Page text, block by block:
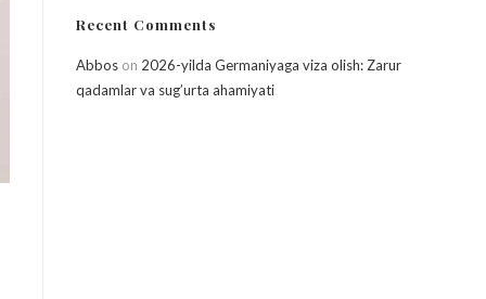
Recent Comments
Abbos on 2026-yilda Germaniyaga viza olish: Zarur
qadamlar va sug’urta ahamiyati